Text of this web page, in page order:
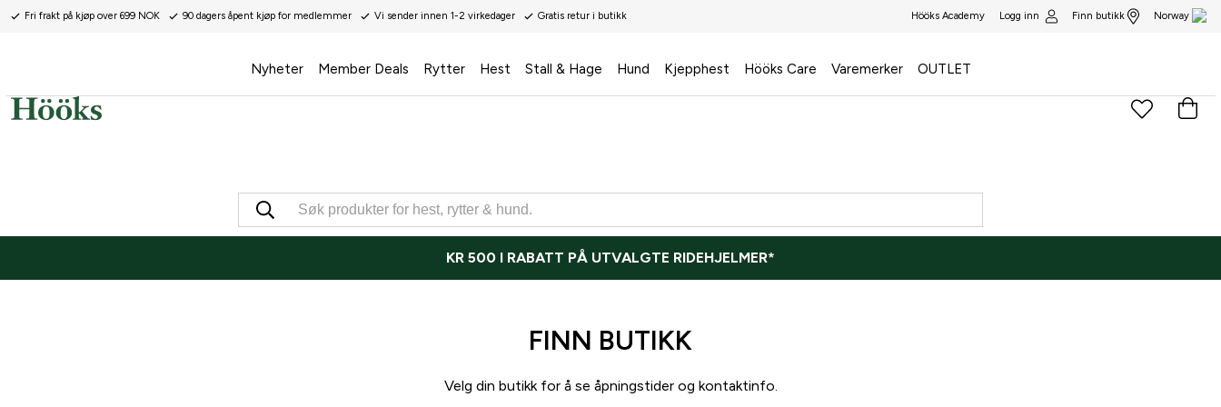
Fri frakt på kjøp over 699 NOK 90 dagers åpent kjøp for medlemmer Vi sender innen 1-2 virkedager Gratis retur i butikk Hööks Academy Logg inn Finn butikk Norway
Nyheter Member Deals Rytter Hest Stall & Hage Hund Kjepphest Hööks Care Varemerker OUTLET
KR 500 I RABATT PÅ UTVALGTE RIDEHJELMER*
FINN BUTIKK
Velg din butikk for å se åpningstider og kontaktinfo.